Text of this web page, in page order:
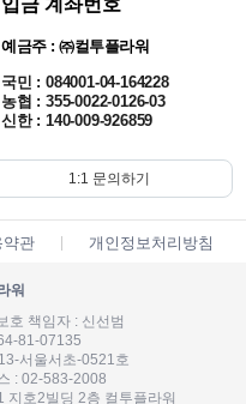
예금주 : ㈜컬투플라워
국민 : 084001-04-164228
농협 : 355-0022-0126-03
신한 : 140-009-926859
1:1 문의하기
약관 개인정보처리방침
워
호 책임자 : 신선범
81-07135
서울서초-0521호
: 02-583-2008
지호2빌딩 2층 컬투플라워